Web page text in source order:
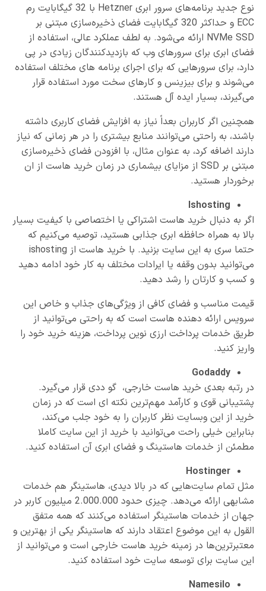
نوع جدید برنامه‌های سرور ابری Hetzner با 32 گیگابایت رم
ECC و حداکثر 320 گیگابایت فضای ذخیره‌سازی مبتنی بر
NVMe SSD ارائه می‌شود. به لطف عملکرد عالی، استفاده از
فضای ابری برای سرورهای وب که بازدیدکنندگان زیادی در پی
دارد، برای سرورهایی که برای اجرای برنامه های مختلف استفاده
می‌شوند و برای بیزینس و کارهای سخت مورد استفاده قرار
می‌گیرند، بسیار ایده آل هستند.
همچنین اگر کاربران بعداً نیاز به افزایش فضای کاربری داشته
باشند، به راحتی می‌توانند منابع بیشتری را در هر زمانی که نیاز
دارند اضافه کرد، به عنوان مثال، با افزودن فضای ذخیره‌سازی
مبتنی بر SSD از مزایای بیشماری در زمان خرید هاست از ان
برخوردار هستید.
Ishosting
اگر به دنبال خرید هاست اشتراکی یا اختصاصی با کیفیت بسیار
بالا به همراه حافظه ابری جذابی هستید، توصیه می‌کنیم که
حتما سری به این سایت بزنید. با خرید هاست از ishosting
می‌توانید بدون وقفه یا ایرادات مختلف به کار خود ادامه دهید
و کسب و کارتان را رشد دهید.
قیمت مناسب و فضای کافی از ویژگی‌های جذاب و خاص این
سرویس ارائه دهنده هاست است که به راحتی می‌توانید از
طریق خدمات پرداخت ارزی نوین پرداخت، هزینه خرید خود را
واریز کنید.
Godaddy
در رتبه بعدی خرید هاست خارجی، گو ددی قرار می‌گیرد.
پشتیبانی قوی و کارآمد مهم‌ترین نکته ای است که در زمان
خرید از این وبسایت نظر کاربران را به خود جلب می‌کند،
بنابراین خیلی راحت می‌توانید با خرید از این سایت کاملا
مطمئن از خدمات هاستینگ و فضای ابری آن استفاده کنید.
Hostinger
مثل تمام سایت‌هایی که در بالا دیدی، هاستینگر هم خدمات
مشابهی ارائه می‌دهد. چیزی حدود 2.000.000 میلیون کاربر در
جهان از خدمات هاستینگر استفاده می‌کنند که همه متفق
القول به این موضوع اعتقاد دارند که هاستینگر یکی از بهترین و
معتبرترین‌ها در زمینه خرید هاست خارجی است و می‌توانید از
این سایت برای توسعه سایت خود استفاده کنید.
Namesilo